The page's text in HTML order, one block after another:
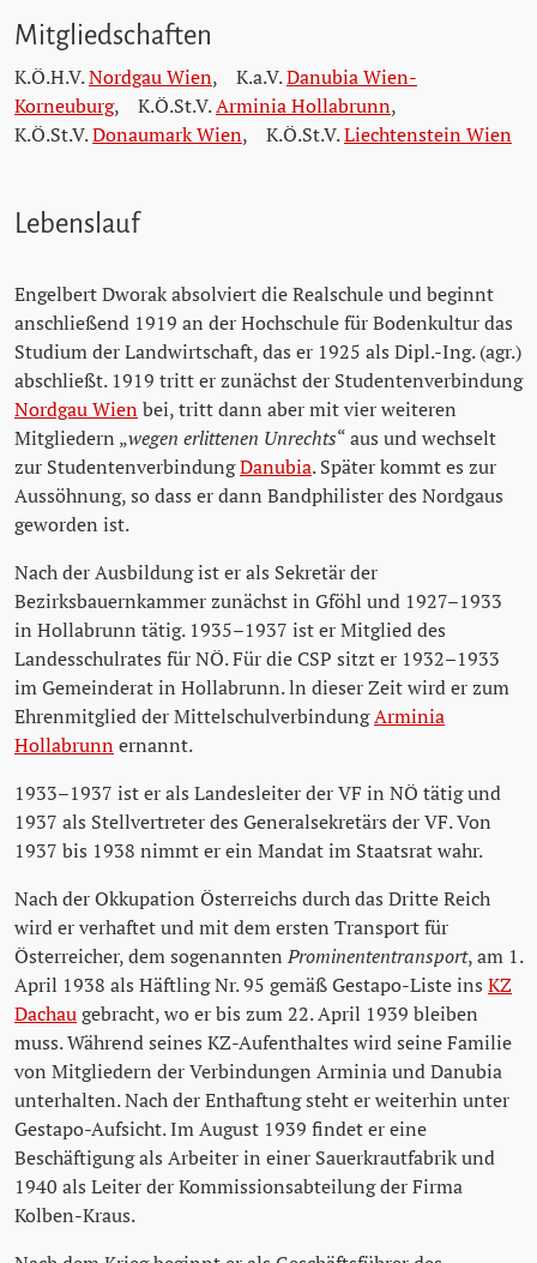
Mitgliedschaften
K.Ö.H.V.Nordgau Wien, K.a.V.Danubia Wien-
Korneuburg, K.Ö.St.V.Arminia Hollabrunn,
K.Ö.St.V.Donaumark Wien, K.Ö.St.V.Liechtenstein Wien
Lebenslauf
Engelbert Dworak absolviert die Realschule und beginnt
anschließend 1919 an der Hochschule für Bodenkultur das
Studium der Landwirtschaft, das er 1925 als Dipl.-Ing. (agr.)
abschließt. 1919 tritt er zunächst der Studentenverbindung
Nordgau Wienbei, tritt dann aber mit vier weiteren
Mitgliedern „wegen erlittenen Unrechts“ aus und wechselt
zur StudentenverbindungDanubia. Später kommt es zur
Aussöhnung, so dass er dann Bandphilister des Nordgaus
geworden ist.
Nach der Ausbildung ist er als Sekretär der
Bezirksbauernkammer zunächst in Gföhl und 1927–1933
in Hollabrunn tätig. 1935–1937 ist er Mitglied des
Landesschulrates für NÖ. Für die CSP sitzt er 1932–1933
im Gemeinderat in Hollabrunn. ln dieser Zeit wird er zum
Ehrenmitglied der MittelschulverbindungArminia
Hollabrunnernannt.
1933–1937 ist er als Landesleiter der VF in NÖ tätig und
1937 als Stellvertreter des Generalsekretärs der VF. Von
1937 bis 1938 nimmt er ein Mandat im Staatsrat wahr.
Nach der Okkupation Österreichs durch das Dritte Reich
wird er verhaftet und mit dem ersten Transport für
Österreicher, dem sogenanntenProminententransport, am 1.
April 1938 als Häftling Nr. 95 gemäß Gestapo-Liste ins KZ
Dachaugebracht, wo er bis zum 22. April 1939 bleiben
muss. Während seines KZ-Aufenthaltes wird seine Familie
von Mitgliedern der Verbindungen Arminia und Danubia
unterhalten. Nach der Enthaftung steht er weiterhin unter
Gestapo-Aufsicht. Im August 1939 findet er eine
Beschäftigung als Arbeiter in einer Sauerkrautfabrik und
1940 als Leiter der Kommissionsabteilung der Firma
Kolben-Kraus.